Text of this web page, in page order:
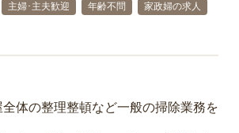
主婦･主夫歓迎 年齢不問
家政婦の求人
体の整理整頓など一般の掃除業務を